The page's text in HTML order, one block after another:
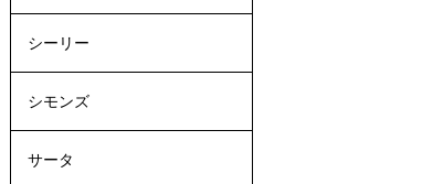
シーリー
シモンズ
サータ